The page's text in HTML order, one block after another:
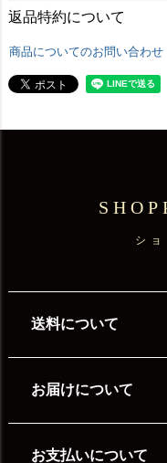
返品特約について
商品についてのお問い合わせ
シ
送料について
お届けについて
お支払いについて